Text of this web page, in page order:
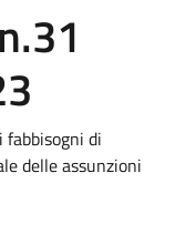
di
delle assunzioni